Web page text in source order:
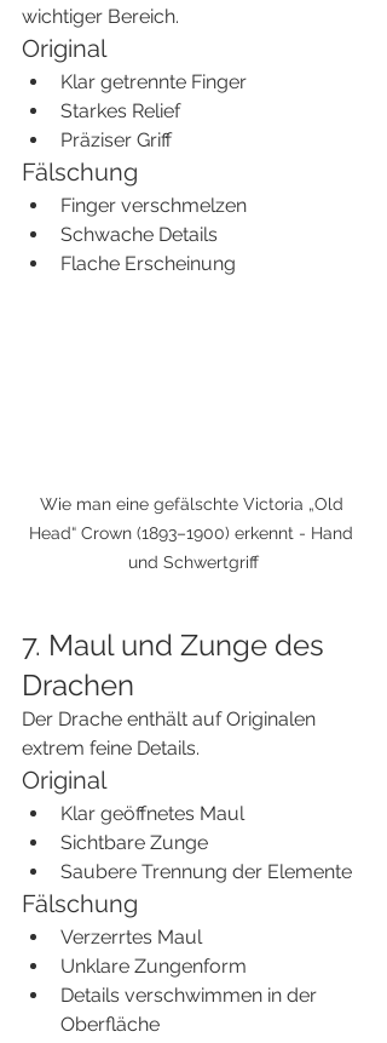
wichtiger Bereich.
Original
Klar getrennte Finger
Starkes Relief
Präziser Griff
Fälschung
Finger verschmelzen
Schwache Details
Flache Erscheinung
Wie man eine gefälschte Victoria „Old
Head“ Crown (1893–1900) erkennt - Hand
und Schwertgriff
7. Maul und Zunge des
Drachen
Der Drache enthält auf Originalen
extrem feine Details.
Original
Klar geöffnetes Maul
Sichtbare Zunge
Saubere Trennung der Elemente
Fälschung
Verzerrtes Maul
Unklare Zungenform
Details verschwimmen in der
Oberfläche